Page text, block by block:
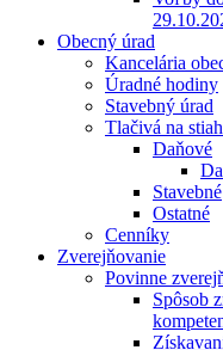
Obecný úrad
Kancelária
Úradné hodiny
Stavebný úrad
Tlačivá na
Daňové
Stavebné
Ostatné
Cenníky
Zverejňovanie
Povinne
Spôsob